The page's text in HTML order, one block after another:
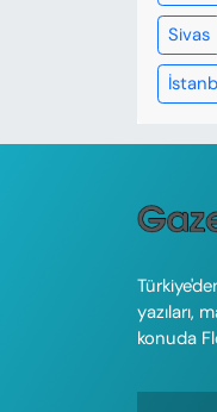
Sivas
yazıları,
konuda